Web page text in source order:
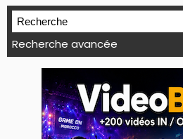
Recherche avancée